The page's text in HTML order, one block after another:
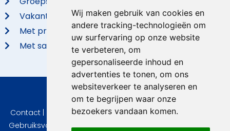
Wij maken gebruik van cookies en
andere tracking-technologieën om
uw surfervaring op onze website
te verbeteren, om
gepersonaliseerde inhoud en
advertenties te tonen, om ons
websiteverkeer te analyseren en
om te begrijpen waar onze
bezoekers vandaan komen.
Vakantieparken
Met privé zwembad
Met sauna
© 2026 VidaVilla.com
Contact | Privacy|Cookie instellingen|Herroepingsrecht
Gebruiksvoorwaarden|Imprint|Informatie Beoordelingen